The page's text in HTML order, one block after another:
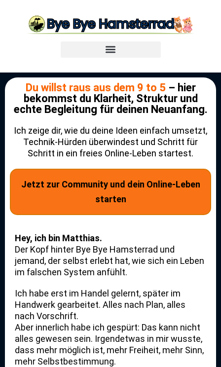
Du willst raus aus dem 9 to 5 – hier
bekommst du Klarheit, Struktur und
echte Begleitung für deinen Neuanfang.
Ich zeige dir, wie du deine Ideen einfach umsetzt,
Technik-Hürden überwindest und Schritt für
Schritt in ein freies Online-Leben startest.
Jetzt zur Community und dein Online-Leben
starten
Hey, ich bin Matthias.
Der Kopf hinter Bye Bye Hamsterrad und
jemand, der selbst erlebt hat, wie sich ein Leben
im falschen System anfühlt.
Ich habe erst im Handel gelernt, später im
Handwerk gearbeitet. Alles nach Plan, alles
nach Vorschrift.
Aber innerlich habe ich gespürt: Das kann nicht
alles gewesen sein. Irgendetwas in mir wusste,
dass mehr möglich ist, mehr Freiheit, mehr Sinn,
mehr Selbstbestimmung.